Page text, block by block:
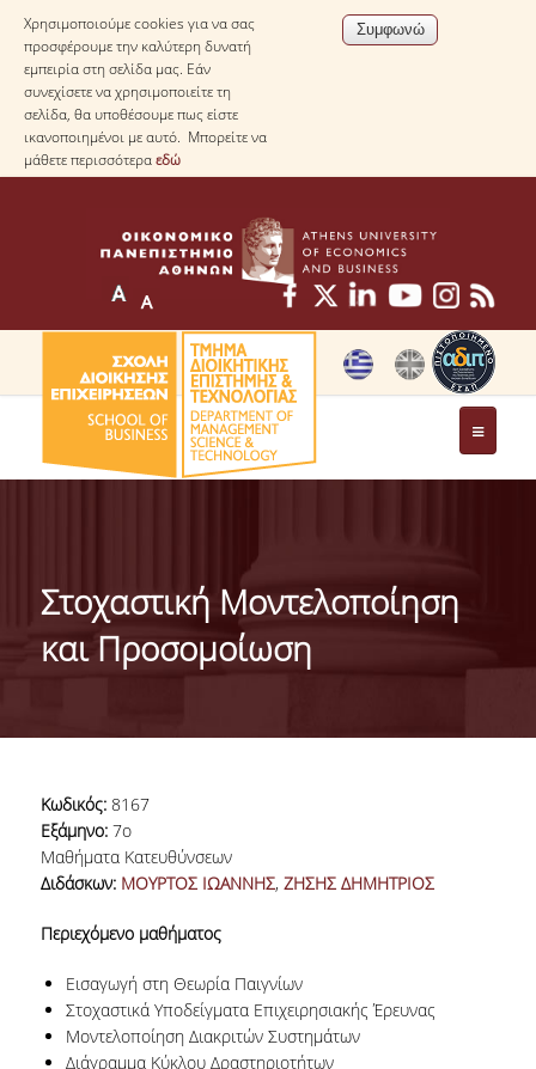
Χρησιμοποιούμε cookies για να σας
προσφέρουμε την καλύτερη δυνατή
εμπειρία στη σελίδα μας. Εάν
συνεχίσετε να χρησιμοποιείτε τη
σελίδα, θα υποθέσουμε πως είστε
ικανοποιημένοι με αυτό. Μπορείτε να
μάθετε περισσότεραεδώ
ΤΟ ΤΜΗΜΑ
ΤΑΥΤΟΤΗΤΑ ΤΟΥ ΤΜΗΜΑΤΟΣ
ΑΠΟΣΤΟΛΗ ΤΟΥ ΤΜΗΜΑΤΟΣ
ΔΙΟΙΚΗΣΗ ΤΟΥ ΤΜΗΜΑΤΟΣ
ΕΠΑΓΓΕΛΜΑΤΙΚΕΣ ΠΡΟΟΠΤΙΚΕΣ
ΓΙΑ ΜΑΘΗΤΕΣ ΛΥΚΕΙΟΥ
ΠΡΟΓΡΑΜΜΑ ΥΠΟΤΡΟΦΙΩΝ
ΚΡΙΤΗΡΙΑ ΚΑΙ ΔΙΑΔΙΚΑΣΙΑ ΕΠΙΛΟΓΗΣ
Στοχαστική Μοντελοποίηση
και Προσομοίωση
Κωδικός: 8167
Εξάμηνο: 7ο
Μαθήματα Κατευθύνσεων
Διδάσκων: ΜΟΥΡΤΟΣ ΙΩΑΝΝΗΣ, ΖΗΣΗΣ ΔΗΜΗΤΡΙΟΣ
Περιεχόμενο μαθήματος
Εισαγωγή στη Θεωρία Παιγνίων
Στοχαστικά Υποδείγματα Επιχειρησιακής Έρευνας
Μοντελοποίηση Διακριτών Συστημάτων
Διάγραμμα Κύκλου Δραστηριοτήτων